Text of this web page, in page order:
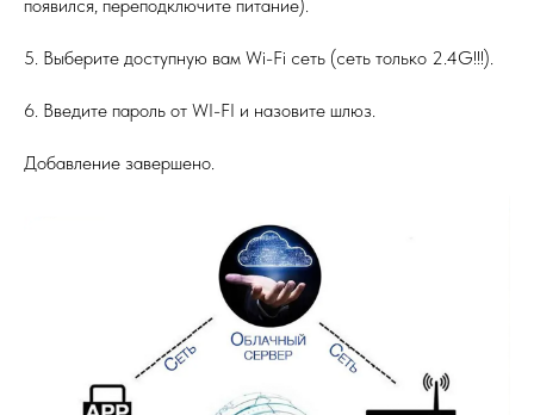
появился, переподключите питание).
5. Выберите доступную вам Wi-Fi сеть (сеть только 2.4G!!!).
6. Введите пароль от WI-FI и назовите шлюз.
Добавление завершено.